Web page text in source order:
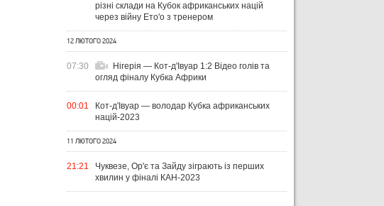
різні склади на Кубок африканських націй
через війну Ето'о з тренером
12 ЛЮТОГО 2024
07:30
Нігерія — Кот-д'Івуар 1:2 Відео голів та
огляд фіналу Кубка Африки
00:01
Кот-д'Івуар — володар Кубка африканських
націй-2023
11 ЛЮТОГО 2024
21:21
Чуквезе, Ор'є та Зайду зіграють із перших
хвилин у фіналі КАН-2023